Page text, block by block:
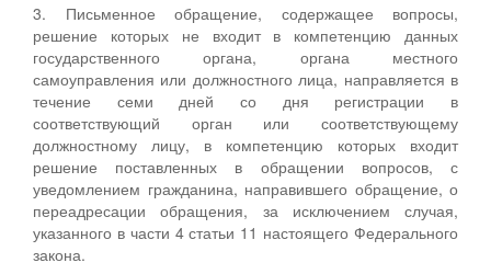
3. Письменное обращение, содержащее вопросы,
решение которых не входит в компетенцию данных
государственного органа, органа местного
самоуправления или должностного лица, направляется в
течение семи дней со дня регистрации в
соответствующий орган или соответствующему
должностному лицу, в компетенцию которых входит
решение поставленных в обращении вопросов, с
уведомлением гражданина, направившего обращение, о
переадресации обращения, за исключением случая,
указанного в части 4 статьи 11 настоящего Федерального
закона.